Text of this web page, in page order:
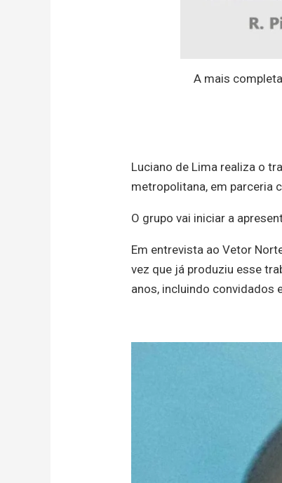
A mais
Luciano de Lima realiza o
metropolitana, em parceria
O grupo vai iniciar a
Em entrevista ao Vetor
vez que já produziu esse
anos, incluindo convidados